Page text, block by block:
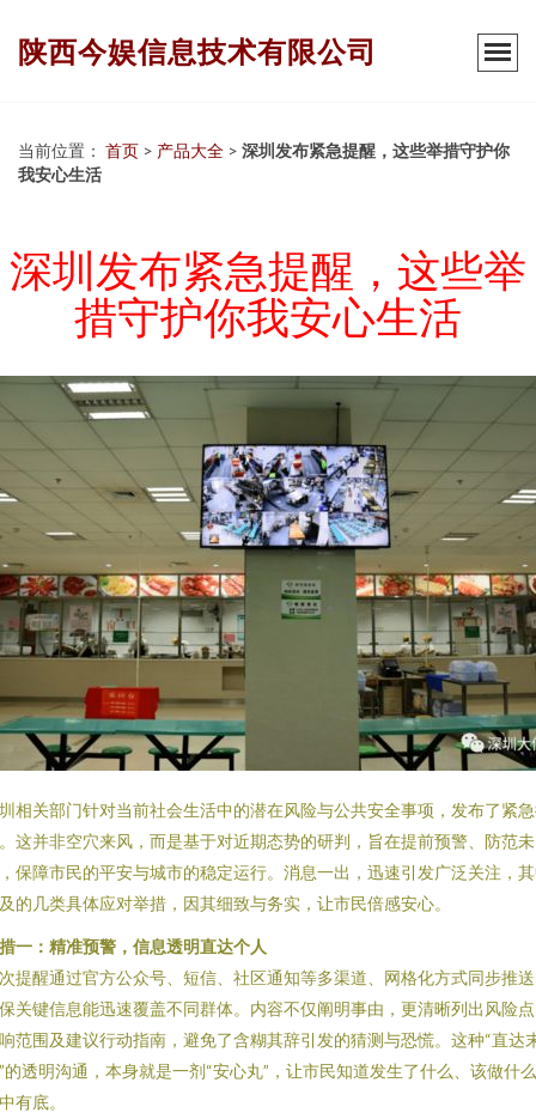
陕西今娱信息技术有限公司
当前位置： 首页 > 产品大全 > 深圳发布紧急提醒，这些举措守护你
我安心生活
深圳发布紧急提醒，这些举
措守护你我安心生活
相关部门针对当前社会生活中的潜在风险与公共安全事项，发布了紧
这并非空穴来风，而是基于对近期态势的研判，旨在提前预警、防范未
保障市民的平安与城市的稳定运行。消息一出，迅速引发广泛关注，
的几类具体应对举措，因其细致与务实，让市民倍感安心。
一：精准预警，信息透明直达个人
提醒通过官方公众号、短信、社区通知等多渠道、网格化方式同步推
关键信息能迅速覆盖不同群体。内容不仅阐明事由，更清晰列出风险
范围及建议行动指南，避免了含糊其辞引发的猜测与恐慌。这种“直达
的透明沟通，本身就是一剂“安心丸”，让市民知道发生了什么、该做什
有底。